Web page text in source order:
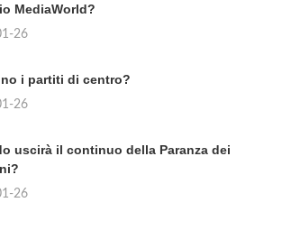
MediaWorld?
26
i partiti di centro?
26
uscirà il continuo della Paranza dei
26